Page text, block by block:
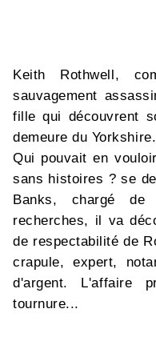
Keith Rothwell,
sauvagement
fille qui découvrent
demeure du Yorkshire.
Qui pouvait en
sans histoires ? se
Banks, chargé
recherches, il va
de respectabilité de
crapule, expert,
d'argent. L'affaire
tournure...